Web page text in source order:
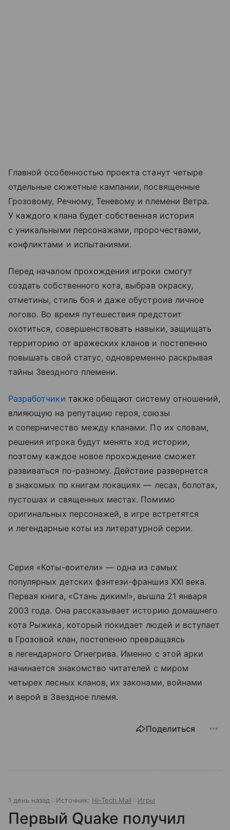
Главной особенностью проекта станут четыре
отдельные сюжетные кампании, посвященные
Грозовому, Речному, Теневому и племени Ветра.
У каждого клана будет собственная история
с уникальными персонажами, пророчествами,
конфликтами и испытаниями.
Перед началом прохождения игроки смогут
создать собственного кота, выбрав окраску,
отметины, стиль боя и даже обустроив личное
логово. Во время путешествия предстоит
охотиться, совершенствовать навыки, защищать
территорию от вражеских кланов и постепенно
повышать свой статус, одновременно раскрывая
тайны Звездного племени.
Разработчики также обещают систему отношений,
влияющую на репутацию героя, союзы
и соперничество между кланами. По их словам,
решения игрока будут менять ход истории,
поэтому каждое новое прохождение сможет
развиваться по-разному. Действие развернется
в знакомых по книгам локациях — лесах, болотах,
пустошах и священных местах. Помимо
оригинальных персонажей, в игре встретятся
и легендарные коты из литературной серии.
Серия «Коты-воители» — одна из самых
популярных детских фэнтези-франшиз XXI века.
Первая книга, «Стань диким!», вышла 21 января
2003 года. Она рассказывает историю домашнего
кота Рыжика, который покидает людей и вступает
в Грозовой клан, постепенно превращаясь
в легендарного Огнегрива. Именно с этой арки
начинается знакомство читателей с миром
четырех лесных кланов, их законами, войнами
и верой в Звездное племя.
Поделиться
1 день назад Источник: Hi-Tech Mail Игры
Первый Quake получил